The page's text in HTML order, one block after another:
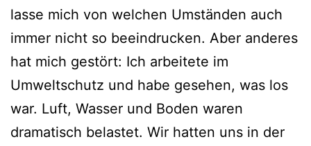
lasse mich von welchen Umständen auch
immer nicht so beeindrucken. Aber anderes
hat mich gestört: Ich arbeitete im
Umweltschutz und habe gesehen, was los
war. Luft, Wasser und Boden waren
dramatisch belastet. Wir hatten uns in der